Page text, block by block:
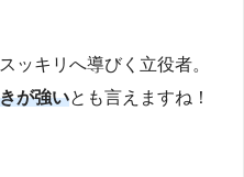
ッキリへ導びく立役者。
が強いとも言えますね！